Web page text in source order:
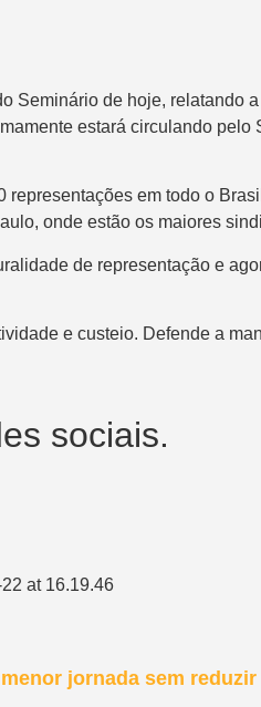
de hoje, relatando
estará circulando
em todo o
onde estão os maiores
de representação e
e custeio. Defende a
sociais.
jornada sem